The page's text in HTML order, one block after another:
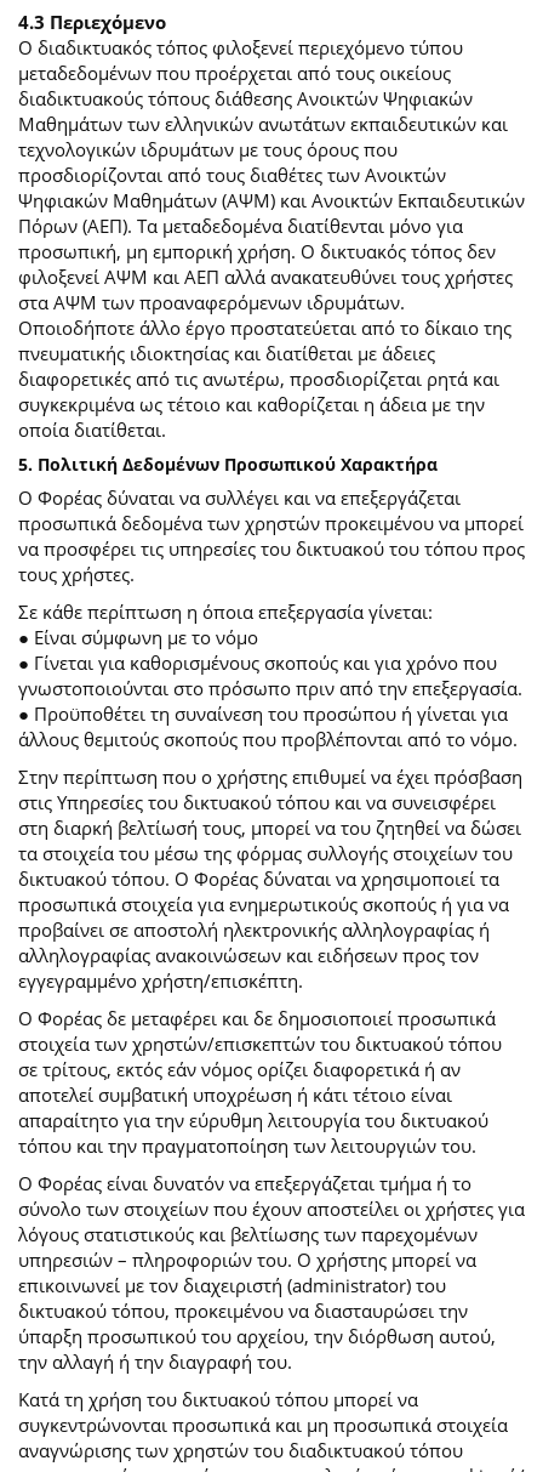
4.3 Περιεχόμενο
O διαδικτυακός τόπος φιλοξενεί περιεχόμενο τύπου
μεταδεδομένων που προέρχεται από τους οικείους
διαδικτυακούς τόπους διάθεσης Ανοικτών Ψηφιακών
Μαθημάτων των ελληνικών ανωτάτων εκπαιδευτικών και
τεχνολογικών ιδρυμάτων με τους όρους που
προσδιορίζονται από τους διαθέτες των Ανοικτών
Ψηφιακών Μαθημάτων (ΑΨΜ) και Ανοικτών Εκπαιδευτικών
Πόρων (ΑΕΠ). Τα μεταδεδομένα διατίθενται μόνο για
προσωπική, μη εμπορική χρήση. Ο δικτυακός τόπος δεν
φιλοξενεί ΑΨΜ και ΑΕΠ αλλά ανακατευθύνει τους χρήστες
στα ΑΨΜ των προαναφερόμενων ιδρυμάτων.
Οποιοδήποτε άλλο έργο προστατεύεται από το δίκαιο της
πνευματικής ιδιοκτησίας και διατίθεται με άδειες
διαφορετικές από τις ανωτέρω, προσδιορίζεται ρητά και
συγκεκριμένα ως τέτοιο και καθορίζεται η άδεια με την
οποία διατίθεται.
5. Πολιτική Δεδομένων Προσωπικού Χαρακτήρα
Ο Φορέας δύναται να συλλέγει και να επεξεργάζεται
προσωπικά δεδομένα των χρηστών προκειμένου να μπορεί
να προσφέρει τις υπηρεσίες του δικτυακού του τόπου προς
τους χρήστες.
Σε κάθε περίπτωση η όποια επεξεργασία γίνεται:
● Είναι σύμφωνη με το νόμο
● Γίνεται για καθορισμένους σκοπούς και για χρόνο που
γνωστοποιούνται στο πρόσωπο πριν από την επεξεργασία.
● Προϋποθέτει τη συναίνεση του προσώπου ή γίνεται για
άλλους θεμιτούς σκοπούς που προβλέπονται από το νόμο.
Στην περίπτωση που ο χρήστης επιθυμεί να έχει πρόσβαση
στις Υπηρεσίες του δικτυακού τόπου και να συνεισφέρει
στη διαρκή βελτίωσή τους, μπορεί να του ζητηθεί να δώσει
τα στοιχεία του μέσω της φόρμας συλλογής στοιχείων του
δικτυακού τόπου. Ο Φορέας δύναται να χρησιμοποιεί τα
προσωπικά στοιχεία για ενημερωτικούς σκοπούς ή για να
προβαίνει σε αποστολή ηλεκτρονικής αλληλογραφίας ή
αλληλογραφίας ανακοινώσεων και ειδήσεων προς τον
εγγεγραμμένο χρήστη/επισκέπτη.
Ο Φορέας δε μεταφέρει και δε δημοσιοποιεί προσωπικά
στοιχεία των χρηστών/επισκεπτών του δικτυακού τόπου
σε τρίτους, εκτός εάν νόμος ορίζει διαφορετικά ή αν
αποτελεί συμβατική υποχρέωση ή κάτι τέτοιο είναι
απαραίτητο για την εύρυθμη λειτουργία του δικτυακού
τόπου και την πραγματοποίηση των λειτουργιών του.
Ο Φορέας είναι δυνατόν να επεξεργάζεται τμήμα ή το
σύνολο των στοιχείων που έχουν αποστείλει οι χρήστες για
λόγους στατιστικούς και βελτίωσης των παρεχομένων
υπηρεσιών – πληροφοριών του. Ο χρήστης μπορεί να
επικοινωνεί με τον διαχειριστή (administrator) του
δικτυακού τόπου, προκειμένου να διασταυρώσει την
ύπαρξη προσωπικού του αρχείου, την διόρθωση αυτού,
την αλλαγή ή την διαγραφή του.
Κατά τη χρήση του δικτυακού τόπου μπορεί να
συγκεντρώνονται προσωπικά και μη προσωπικά στοιχεία
αναγνώρισης των χρηστών του διαδικτυακού τόπου